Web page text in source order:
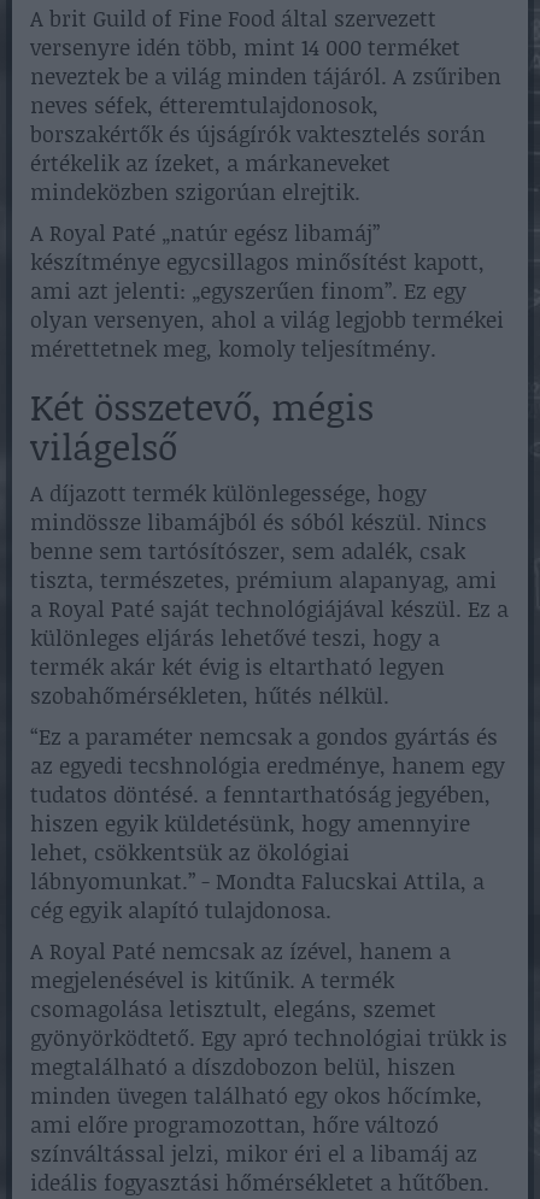
A brit Guild of Fine Food által szervezett
versenyre idén több, mint 14 000 terméket
neveztek be a világ minden tájáról. A zsűriben
neves séfek, étteremtulajdonosok,
borszakértők és újságírók vaktesztelés során
értékelik az ízeket, a márkaneveket
mindeközben szigorúan elrejtik.
A Royal Paté „natúr egész libamáj”
készítménye egycsillagos minősítést kapott,
ami azt jelenti: „egyszerűen finom”. Ez egy
olyan versenyen, ahol a világ legjobb termékei
mérettetnek meg, komoly teljesítmény.
Két összetevő, mégis
világelső
A díjazott termék különlegessége, hogy
mindössze libamájból és sóból készül. Nincs
benne sem tartósítószer, sem adalék, csak
tiszta, természetes, prémium alapanyag, ami
a Royal Paté saját technológiájával készül. Ez a
különleges eljárás lehetővé teszi, hogy a
termék akár két évig is eltartható legyen
szobahőmérsékleten, hűtés nélkül.
“Ez a paraméter nemcsak a gondos gyártás és
az egyedi tecshnológia eredménye, hanem egy
tudatos döntésé. a fenntarthatóság jegyében,
hiszen egyik küldetésünk, hogy amennyire
lehet, csökkentsük az ökológiai
lábnyomunkat.” - Mondta Falucskai Attila, a
cég egyik alapító tulajdonosa.
A Royal Paté nemcsak az ízével, hanem a
megjelenésével is kitűnik. A termék
csomagolása letisztult, elegáns, szemet
gyönyörködtető. Egy apró technológiai trükk is
megtalálható a díszdobozon belül, hiszen
minden üvegen található egy okos hőcímke,
ami előre programozottan, hőre változó
színváltással jelzi, mikor éri el a libamáj az
ideális fogyasztási hőmérsékletet a hűtőben.